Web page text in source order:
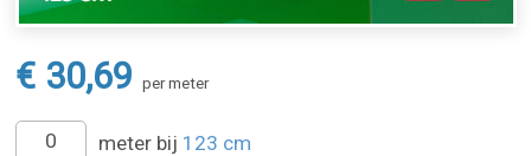
€ 30,69 per meter
meter bij 123 cm